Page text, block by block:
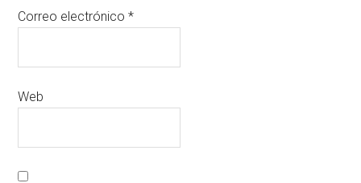
Correo electrónico*
Web